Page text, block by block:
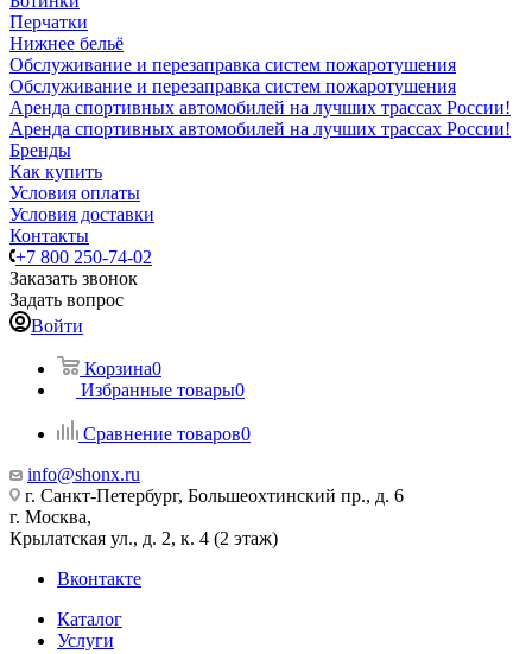
Перчатки
Нижнее бельё
Обслуживание и перезаправка систем пожаротушения
Обслуживание и перезаправка систем пожаротушения
Аренда спортивных автомобилей на лучших трассах России!
Аренда спортивных автомобилей на лучших трассах России!
Бренды
Как купить
Условия оплаты
Условия доставки
Контакты
+7 800 250-74-02
Заказать звонок
Задать вопрос
Войти
Корзина0
Избранные товары0
Сравнение товаров0
info@shonx.ru
г. Санкт-Петербург, Большеохтинский пр., д. 6
г. Москва,
Крылатская ул., д. 2, к. 4 (2 этаж)
Вконтакте
Каталог
Услуги